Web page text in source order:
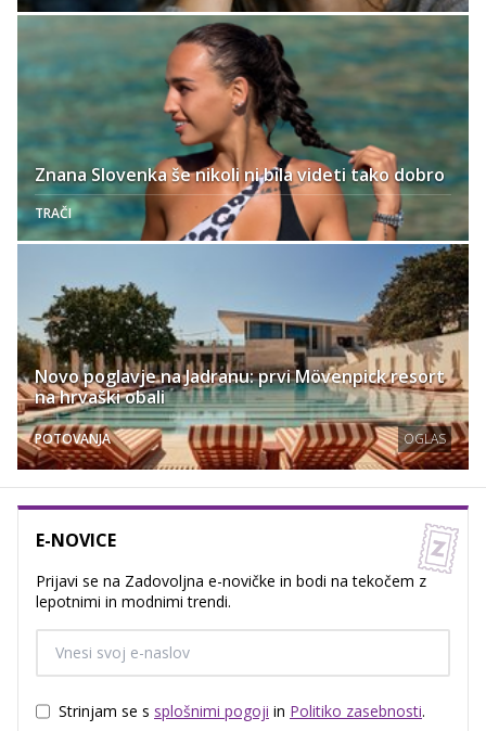
Znana Slovenka še nikoli ni bila videti tako dobro
TRAČI
Novo poglavje na Jadranu: prvi Mövenpick resort
na hrvaški obali
POTOVANJA OGLAS
E-NOVICE
Prijavi se na Zadovoljna e-novičke in bodi na tekočem z
lepotnimi in modnimi trendi.
Strinjam se s splošnimi pogoji in Politiko zasebnosti.